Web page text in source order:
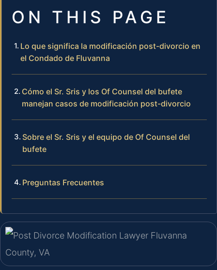
ON THIS PAGE
Lo que significa la modificación post-divorcio en
el Condado de Fluvanna
Cómo el Sr. Sris y los Of Counsel del bufete
manejan casos de modificación post-divorcio
Sobre el Sr. Sris y el equipo de Of Counsel del
bufete
Preguntas Frecuentes